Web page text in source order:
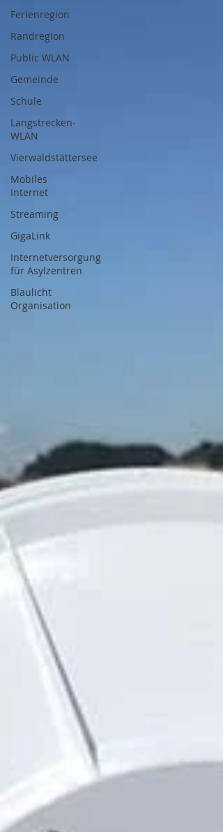
Ferienregion
Randregion
Public WLAN
Gemeinde
Schule
Langstrecken-
WLAN
Vierwaldstättersee
Mobiles
Internet
Streaming
GigaLink
Internetversorgung
für Asylzentren
Blaulicht
Organisation